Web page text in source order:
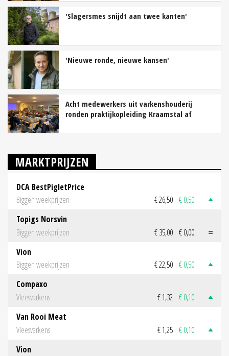
'Slagersmes snijdt aan twee kanten'
'Nieuwe ronde, nieuwe kansen'
Acht medewerkers uit varkenshouderij
ronden praktijkopleiding Kraamstal af
MARKTPRIJZEN
DCA BestPigletPrice
Biggen weekprijzen
€ 26,50 € 0,50
Topigs Norsvin
Biggen weekprijzen
€ 35,00 € 0,00
Vion
Biggen weekprijzen
€ 22,50 € 0,50
Compaxo
Vleesvarkens
€ 1,32 € 0,10
Van Rooi Meat
Vleesvarkens
€ 1,25 € 0,10
Vion